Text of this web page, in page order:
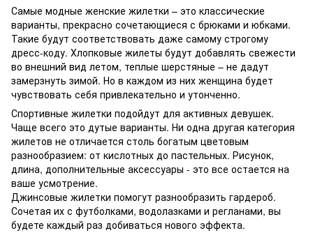
Самые модные женские жилетки – это классические
варианты, прекрасно сочетающиеся с брюками и юбками.
Такие будут соответствовать даже самому строгому
дресс-коду. Хлопковые жилеты будут добавлять свежести
во внешний вид летом, теплые шерстяные – не дадут
замерзнуть зимой. Но в каждом из них женщина будет
чувствовать себя привлекательно и утонченно.
Спортивные жилетки подойдут для активных девушек.
Чаще всего это дутые варианты. Ни одна другая категория
жилетов не отличается столь богатым цветовым
разнообразием: от кислотных до пастельных. Рисунок,
длина, дополнительные аксессуары - это все остается на
ваше усмотрение.
Джинсовые жилетки помогут разнообразить гардероб.
Сочетая их с футболками, водолазками и регланами, вы
будете каждый раз добиваться нового эффекта.